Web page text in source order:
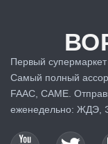
Первый
Самый полный
FAAC, CAME.
еженедельно: ЖДЭ,